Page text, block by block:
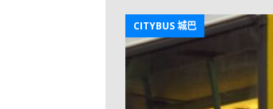
CITYBUS 城巴